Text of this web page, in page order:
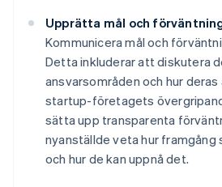
Upprätta mål och
Kommunicera mål och
Detta inkluderar att diskutera
ansvarsområden och hur
startup-företagets
sätta upp transparenta
nyanställde veta hur framgång
och hur de kan uppnå det.